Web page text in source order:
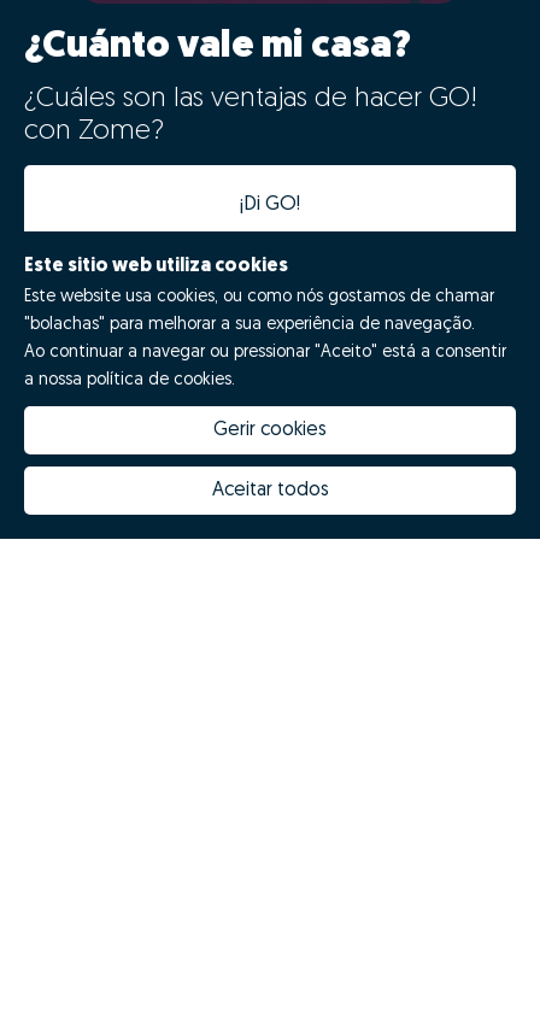
¿Cuánto vale mi casa?
¿Cuáles son las ventajas de hacer GO!
con Zome?
¡Di GO!
Porquê escolher a Zome
Prémios
Inovação Zome
Hubs Zome
Contactos
Este sitio web utiliza cookies
Este website usa cookies, ou como nós gostamos de chamar
"bolachas" para melhorar a sua experiência de navegação.
Ao continuar a navegar ou pressionar "Aceito" está a consentir
a nossa política de cookies.
Gerir cookies
Aceitar todos